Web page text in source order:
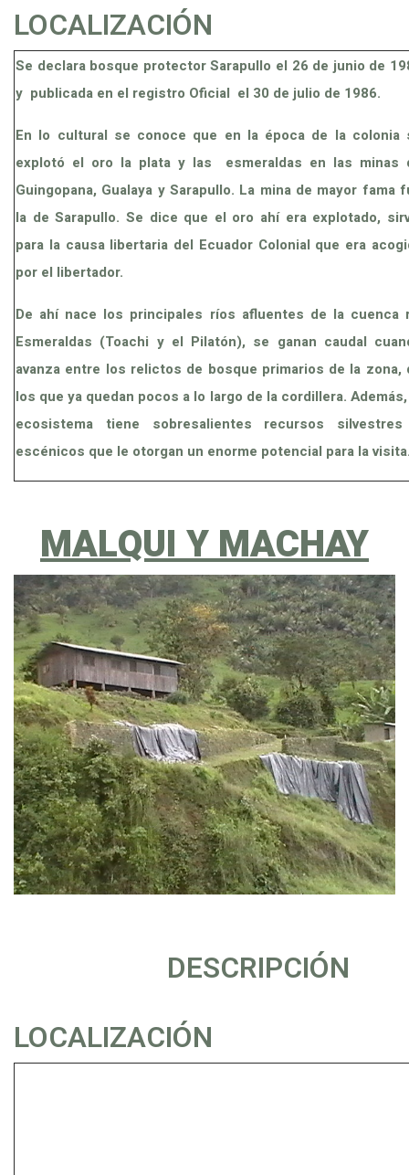
LOCALIZACIÓN
Se declara bosque protector Sarapullo el 26 de junio de
y publicada en el registro Oficial el 30 de julio de 1986.
En lo cultural se conoce que en la época de la colonia
explotó el oro la plata y las esmeraldas en las minas
Guingopana, Gualaya y Sarapullo. La mina de mayor fama
la de Sarapullo. Se dice que el oro ahí era explotado,
para la causa libertaria del Ecuador Colonial que era
por el libertador.
De ahí nace los principales ríos afluentes de la cuenca
Esmeraldas (Toachi y el Pilatón), se ganan caudal
avanza entre los relictos de bosque primarios de la zona,
los que ya quedan pocos a lo largo de la cordillera.
ecosistema tiene sobresalientes recursos
escénicos que le otorgan un enorme potencial para la
MALQUI Y MACHAY
DESCRIPCIÓN
LOCALIZACIÓN